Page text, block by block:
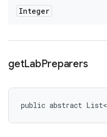
Integer
getLabPreparers
public abstract List<